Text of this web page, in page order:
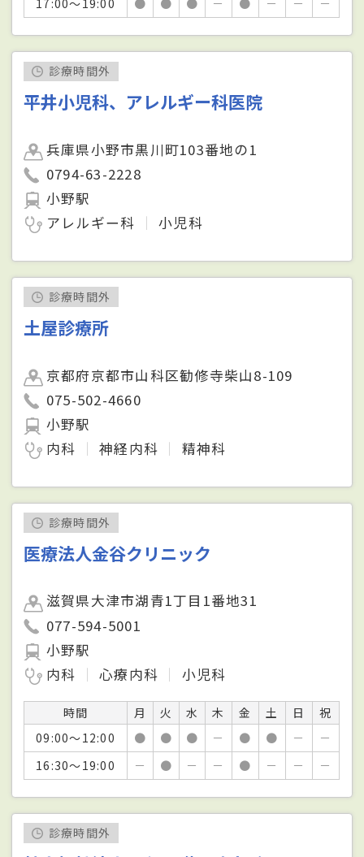
診療時間外
平井小児科、アレルギー科医院
兵庫県小野市黒川町103番地の1
0794-63-2228
小野駅
アレルギー科
小児科
診療時間外
土屋診療所
京都府京都市山科区勧修寺柴山8-109
075-502-4660
小野駅
内科
神経内科 精神科
診療時間外
医療法人金谷クリニック
滋賀県大津市湖青1丁目1番地31
077-594-5001
小野駅
内科
心療内科 小児科
時間 月 火 水 木 金 土 日
祝
09:00～12:00
● ● ● － ● ● －
－
16:30～19:00
－ ● － － ● － － －
診療時間外